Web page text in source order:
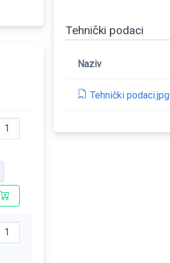
Tehnički podaci
Naziv
Tehnički podaci.jpg